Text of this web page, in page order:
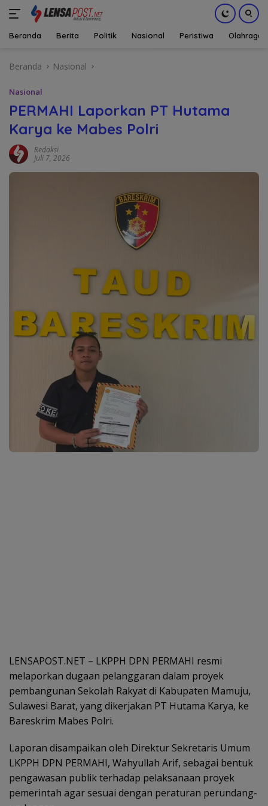
Beranda Berita Politik Nasional Peristiwa Olahraga
Beranda Nasional
Nasional
PERMAHI Laporkan PT Hutama
Karya ke Mabes Polri
Redaksi
Juli 7, 2026
LENSAPOST.NET – LKPPH DPN PERMAHI resmi
melaporkan dugaan pelanggaran dalam proyek
pembangunan Sekolah Rakyat di Kabupaten Mamuju,
Sulawesi Barat, yang dikerjakan PT Hutama Karya, ke
Bareskrim Mabes Polri.
Laporan disampaikan oleh Direktur Sekretaris Umum
LKPPH DPN PERMAHI, Wahyullah Arif, sebagai bentuk
pengawasan publik terhadap pelaksanaan proyek
pemerintah agar sesuai dengan peraturan perundang-